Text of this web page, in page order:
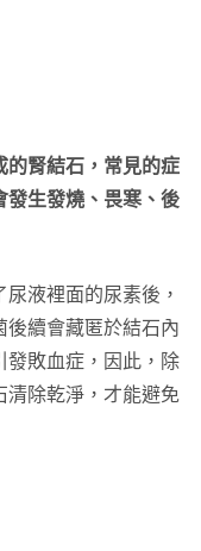
的腎結石，常見的症
發生發燒、畏寒、後
液裡面的尿素後，
後續會藏匿於結石內
發敗血症，因此，除
清除乾淨，才能避免